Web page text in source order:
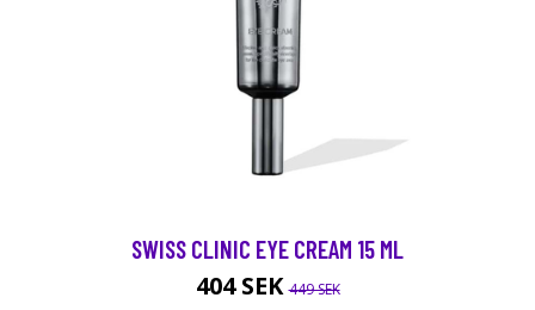
SWISS CLINIC EYE CREAM 15 ML
404 SEK449 SEK